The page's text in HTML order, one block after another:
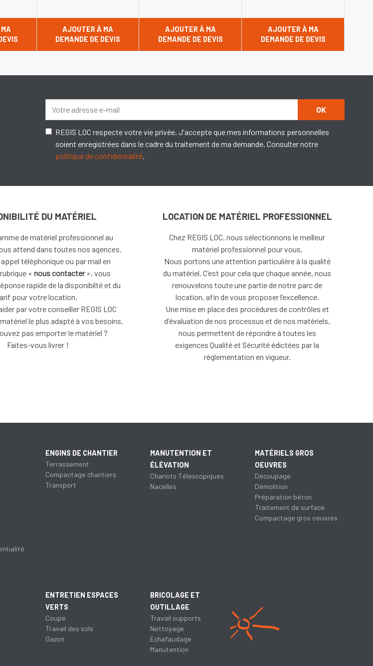
AJOUTER À MA
DEMANDE DE DEVIS
AJOUTER À MA
DEMANDE DE DEVIS
AJOUTER À MA
DEMANDE DE DEVIS
OK
REGIS LOC respecte votre vie privée. J'accepte que mes informations personnelles
soient enregistrées dans le cadre du traitement de ma demande. Consulter notre
politique de confidentialité
DU MATÉRIEL
de matériel professionnel au
attend dans toutes nos agences.
téléphonique ou par mail en
« nous contacter», vous
rapide de la disponibilté et du
pour votre location.
par votre conseiller REGIS LOC
le plus adapté à vos besoins.
pas emporter le matériel ?
Faites-vous livrer !
LOCATION DE MATÉRIEL PROFESSIONNEL
Chez REGIS LOC, nous sélectionnons le meilleur
matériel professionnel pour vous.
Nous portons une attention particulière à la qualité
du matériel. C’est pour cela que chaque année, nous
renouvelons toute une partie de notre parc de
location, afin de vous proposer l’excellence.
Unemise en place des procédures de contrôles et
d’évaluation de nos processus et de nos matériels,
nous permettent de répondre à toutes les
exigences Qualité et Sécurité édictées par la
règlementation en vigueur.
ENGINS DE CHANTIER
Terrassement
Compactage chantiers
Transport
MANUTENTION ET
ÉLÉVATION
Chariots Télescopiques
Nacelles
MATÉRIELS GROS
OEUVRES
Découpage
Démolition
Préparation béton
Traitement de surface
Compactage gros oeuvres
ENTRETIEN ESPACES
VERTS
Coupe
Travail des sols
Gazon
BRICOLAGE ET
OUTILLAGE
Travail supports
Nettoyage
Echafaudage
Manutention